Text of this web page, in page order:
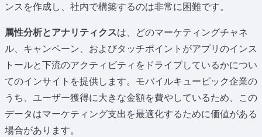
ンスを作成し、社内で構築するのは非常に困難です。
属性分析とアナリティクスは、どのマーケティングチャネ
ル、キャンペーン、およびタッチポイントがアプリのインス
トールと下流のアクティビティをドライブしているかについ
てのインサイトを提供します。モバイルキューピック企業の
うち、ユーザー獲得に大きな金額を費やしているため、この
データはマーケティング支出を最適化するために価値がある
場合があります。